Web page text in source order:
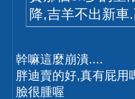
降,吉羊不出新
幹嘛這麼崩潰....
胖迪賣的好,真有屁用
臉很腫喔